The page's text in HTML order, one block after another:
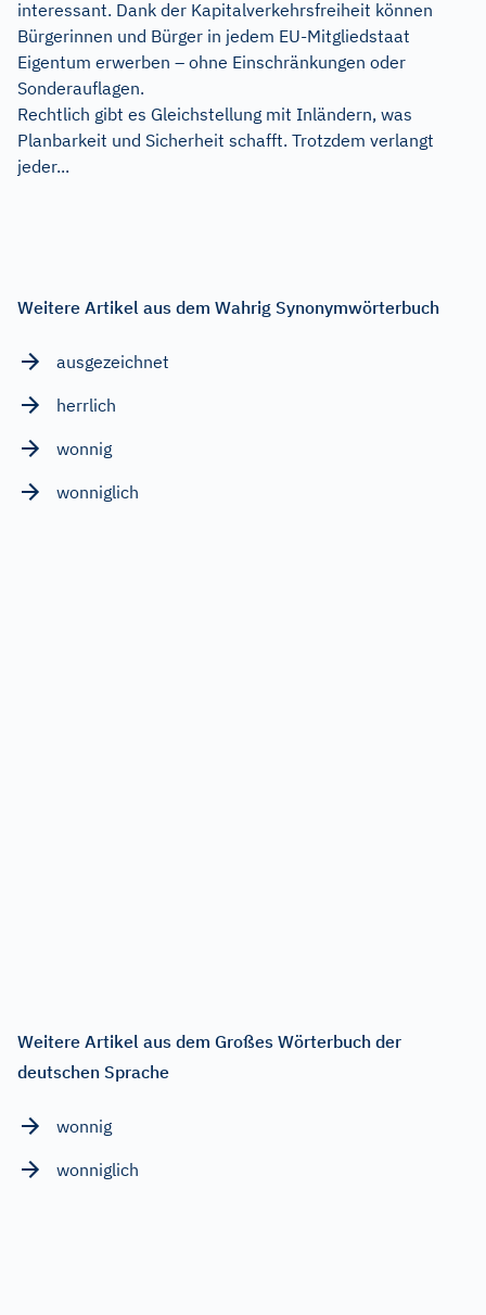
interessant. Dank der Kapitalverkehrsfreiheit können
Bürgerinnen und Bürger in jedem EU-Mitgliedstaat
Eigentum erwerben – ohne Einschränkungen oder
Sonderauflagen.
Rechtlich gibt es Gleichstellung mit Inländern, was
Planbarkeit und Sicherheit schafft. Trotzdem verlangt
jeder...
Weitere Artikel aus dem Wahrig Synonymwörterbuch
ausgezeichnet
herrlich
wonnig
wonniglich
Weitere Artikel aus dem Großes Wörterbuch der
deutschen Sprache
wonnig
wonniglich